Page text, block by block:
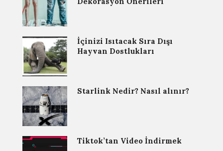
İçinizi Isıtacak Sıra Dışı
Hayvan Dostlukları
Starlink Nedir? Nasıl alınır?
Tiktok’tan Video İndirmek